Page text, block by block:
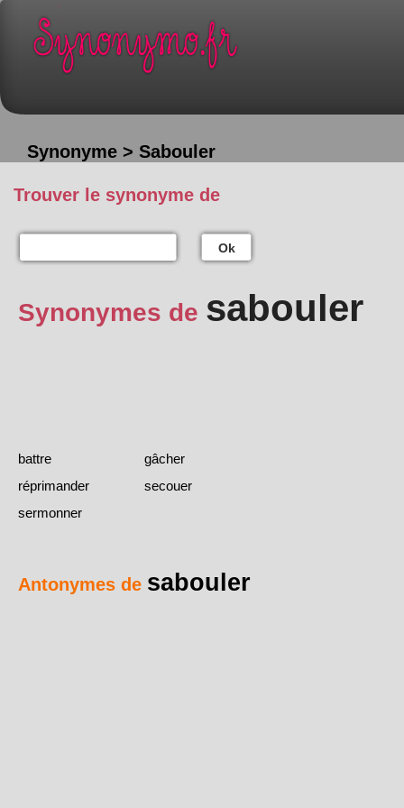
Synonyme > Sabouler
Trouver le synonyme de
Ok
Synonymes de sabouler
battre
gâcher
réprimander
secouer
sermonner
Antonymes de sabouler